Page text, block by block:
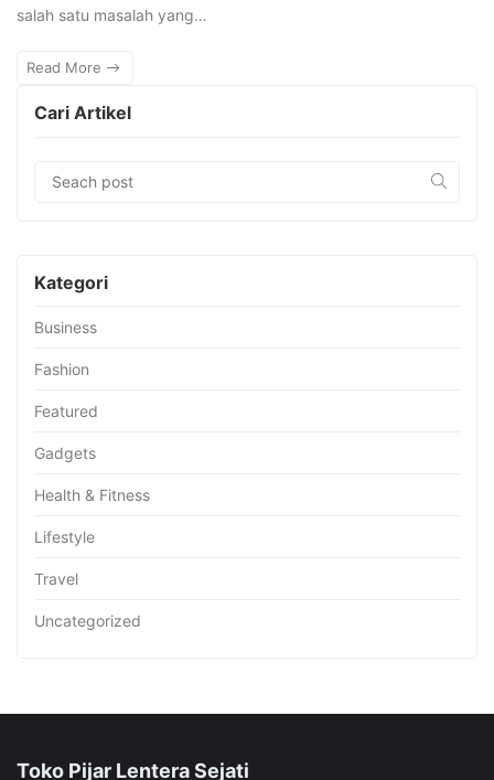
salah satu masalah yang…
Read More
Cari Artikel
Kategori
Business
Fashion
Featured
Gadgets
Health & Fitness
Lifestyle
Travel
Uncategorized
Toko Pijar Lentera Sejati